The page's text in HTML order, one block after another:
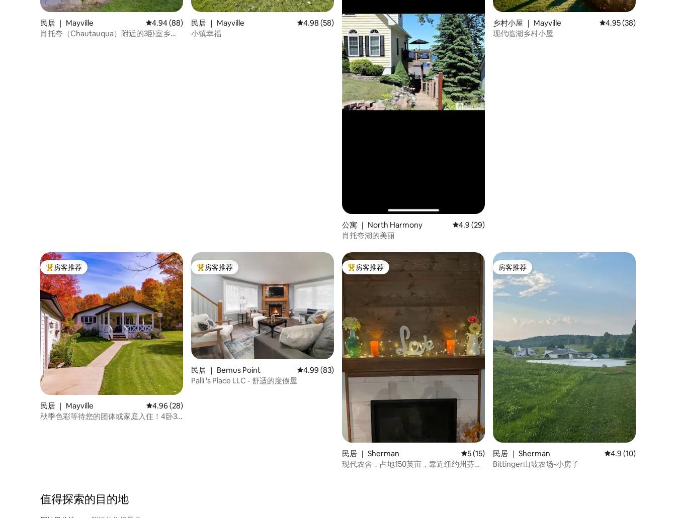
民居 ｜ Mayville 平均评分 4.94 分（满分 5 分），共 88 条评价
4.94 (88)
肖托夸（Chautauqua）附近的3卧室乡村
民居 ｜ Mayville 平均评分 4.98 分（满分 5 分），共 58 条评价
4.98 (58)
小镇幸福
公寓 ｜ North Harmony 平均评分 4.9 分（满分 5 分），共 29 条评价
4.9 (29)
肖托夸湖的美丽
乡村小屋 ｜ Mayville 平均评分 4.95 分（满
4.95 (38)
现代临湖乡村小屋
热门「房客推荐」
房客推荐
民居 ｜ Mayville 平均评分 4.96 分（满分 5 分），共 28 条评价
4.96 (28)
秋季色彩等待您的团体或家庭入住！4卧3
热门「房客推荐」
房客推荐
民居 ｜ Bemus Point 平均评分 4.99 分（满分 5 分），共 83 条评价
4.99 (83)
Palli 's Place LLC - 舒适的度假屋
热门「房客推荐」
房客推荐
民居 ｜ Sherman 平均评分 5 分（满分 5 分），共 15 条评价
5 (15)
现代农舍，占地150英亩，靠近纽约州芬德
房客推荐
房客推荐
民居 ｜ Sherman 平均评分 4.9 分（满
4.9 (10)
Bittinger山坡农场-小房子
值得探索的目的地